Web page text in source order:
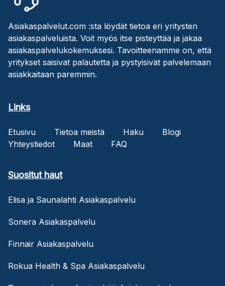
Asiakaspalvelut.com :sta löydät tietoa eri yritysten
asiakaspalveluista. Voit myös itse pisteyttää ja jakaa
asiakaspalvelukokemuksesi. Tavoitteenamme on, että
yritykset saisivat palautetta ja pystyisivät palvelemaan
asiakkaitaan paremmin.
Links
Etusivu Tietoa meistä Haku
Blogi
Yhteystiedot
Maat FAQ
Suositut haut
Elisa ja Saunalahti Asiakaspalvelu
Sonera Asiakaspalvelu
Finnair Asiakaspalvelu
Rokua Health & Spa Asiakaspalvelu